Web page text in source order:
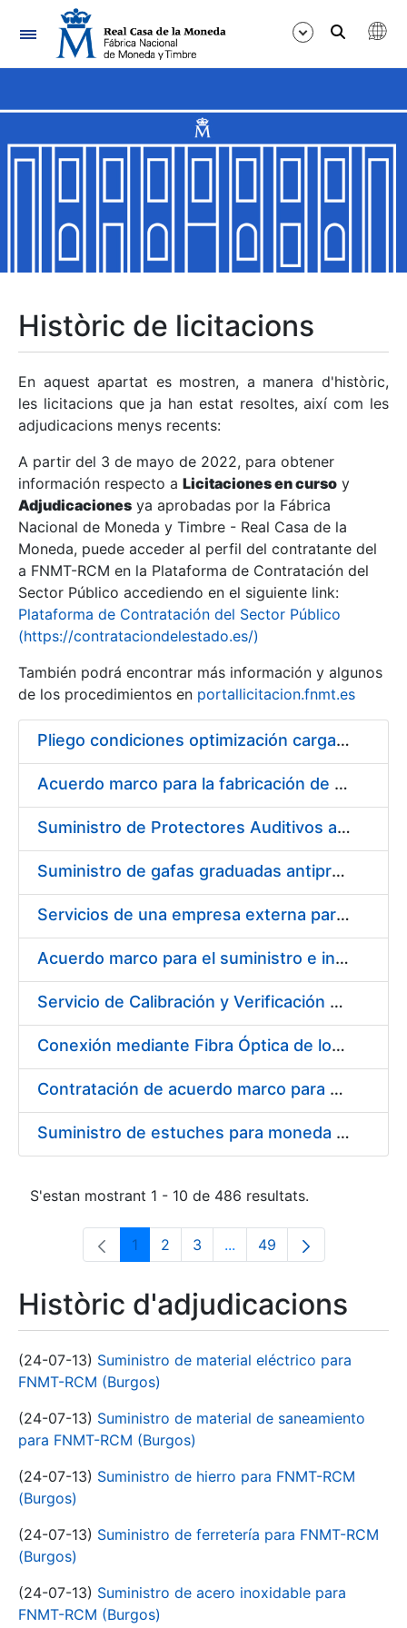
Navegació
Mostra/Amaga
Mostra/Amaga
Mostra/Amaga
Mostra/Amaga
Mostra/Amaga
Mostra/Amaga
Històric de licitacions
En aquest apartat es mostren, a manera d'històric,
les licitacions que ja han estat resoltes, així com les
adjudicacions menys recents:
A partir del 3 de mayo de 2022, para obtener
información respecto a Licitaciones en curso y
Adjudicaciones ya aprobadas por la Fábrica
Nacional de Moneda y Timbre - Real Casa de la
Moneda, puede acceder al perfil del contratante del
a FNMT-RCM en la Plataforma de Contratación del
Sector Público accediendo en el siguiente link:
Plataforma de Contratación del Sector Público
(https://contrataciondelestado.es/)
También podrá encontrar más información y algunos
de los procedimientos en portallicitacion.fnmt.es
Pliego condiciones optimización cargas compras firmado
Acuerdo marco para la fabricación de piezas
Suministro de Protectores Auditivos a medida para las personas trabajadoras de los Centros de Trabajo de Madrid y Burgos
Suministro de gafas graduadas antiproyecciones para los trabajadores de la FNMT-RCM en los centros de trabajo de Madrid y Burgos
Servicios de una empresa externa para el asesoramiento y resolución de los recursos de alzada que se presentan relacionados con procesos de selección para la FNMT-RCM
Acuerdo marco para el suministro e instalación de persianas, estores y otros complementos
Servicio de Calibración y Verificación Externa de los Equipos de Medición del Servicio de Prevención de la FNMT-RCM
Conexión mediante Fibra Óptica de los Centros de Proceso de Datos (CPDs) de las sedes de la FNMT-RCM de Burgos y Madrid
Contratación de acuerdo marco para el Suministro de Material de Electricidad para la Fábrica Nacional de Moneda y Timbre-Real Casa de la Moneda en su centro de trabajo de Burgos
Suministro de estuches para moneda de 30 €
S'estan mostrant 1 - 10 de 486 resultats.
Pàgina
1 Pàgina
2 Pàgina
3 ...Pàgines intermèdies
Pàgina
49
Històric d'adjudicacions
(24-07-13) Suministro de material eléctrico para
FNMT-RCM (Burgos)
(24-07-13) Suministro de material de saneamiento
para FNMT-RCM (Burgos)
(24-07-13) Suministro de hierro para FNMT-RCM
(Burgos)
(24-07-13) Suministro de ferretería para FNMT-RCM
(Burgos)
(24-07-13) Suministro de acero inoxidable para
FNMT-RCM (Burgos)